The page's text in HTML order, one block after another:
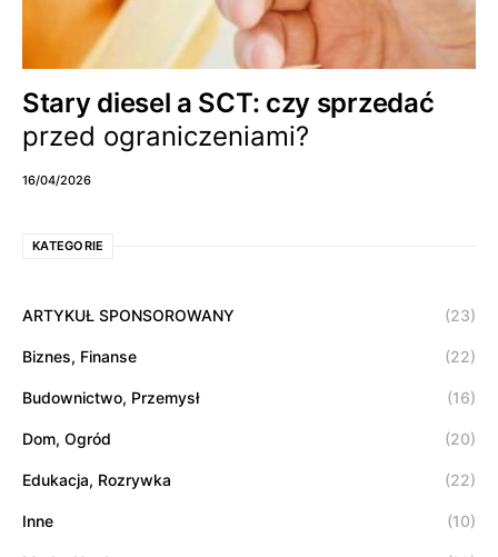
Stary diesel a SCT: czy sprzedać
przed ograniczeniami?
16/04/2026
KATEGORIE
ARTYKUŁ SPONSOROWANY (23)
Biznes, Finanse (22)
Budownictwo, Przemysł (16)
Dom, Ogród (20)
Edukacja, Rozrywka (22)
Inne (10)